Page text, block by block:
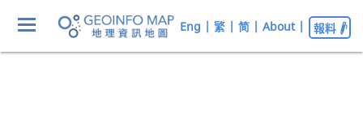
Eng | 繁 | 简 | About | 報料